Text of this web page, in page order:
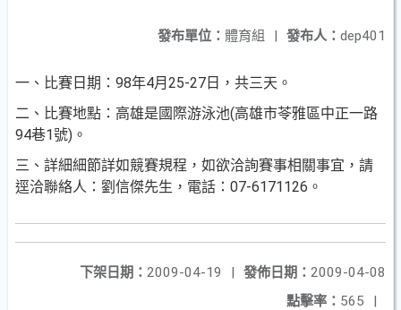
發布人： dep401
發布單位： 體育組 |
一、比賽日期：98年4月25-27日，共三天。
二、比賽地點：高雄是國際游泳池(高雄市苓雅區中正一路
94巷1號)。
三、詳細細節詳如競賽規程，如欲洽詢賽事相關事宜，請
逕洽聯絡人：劉信傑先生，電話：07-6171126。
發佈日期： 2009-04-08
下架日期： 2009-04-19
|
點擊率： 565 |